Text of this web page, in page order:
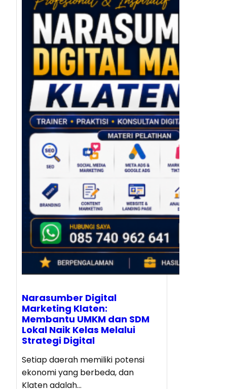
Narasumber Digital
Marketing Klaten:
Membantu UMKM dan SDM
Lokal Naik Kelas Melalui
Strategi Digital
Setiap daerah memiliki potensi
ekonomi yang berbeda, dan
Klaten adalah…